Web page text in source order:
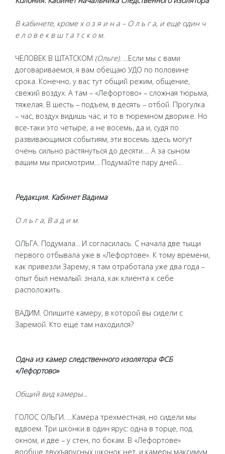
В кабинете, кроме х о з я и н а – О л ь г а, и еще один ч
е л о в е к в ш т а т с к о м.
ЧЕЛОВЕК В ШТАТСКОМ (Ольге). …Если мы с вами
договариваемся, я вам обещаю УДО по половине
срока. Конечно, у вас тут общий режим, общение,
свежий воздух. А там – «Лефортово» – сложная тюрьма,
тяжелая. В шесть – подъем, в десять – отбой. Прогулка
– час, воздух видишь час, и то в тюремном дворике. Но
все-таки это четыре, а не восемь, да и, судя по
развивающимся событиям, эти восемь здесь могут
очень сильно растянуться до десяти…. А за сыном
вашим мы присмотрим… Подумайте пару дней…
Редакция. Кабинет Вадима
О л ь г а, В а д и м.
ОЛЬГА. Подумала... И согласилась. С начала две тыщи
первого отбывала уже в «Лефортове». К тому времени,
как привезли Зарему, я там отработала уже два года –
опыт был немалый: знала, как клиента к себе
расположить.
ВАДИМ. Опишите камеру, в которой вы сидели с
Заремой. Кто еще там находился?
Одна из камер следственного изолятора ФСБ
«Лефортово»
Общий вид камеры…
ГОЛОС ОЛЬГИ. …Камера трехместная, но сидели мы
вдвоем. Три шконки в один ярус: одна в торце, под
окном, и две – у стен, по бокам. В «Лефортове»
вообще двухъярусных шконок нет, и камеры максимум